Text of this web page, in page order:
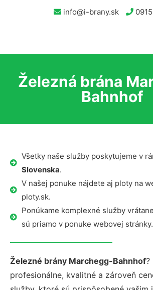
info@i-brany.sk
Železná brána
Bahnhof
Všetky naše služby poskytujeme v
Slovenska.
V našej ponuke nájdete aj ploty na
ploty.sk.
Ponúkame komplexné služby
sú priamo v ponuke webovej stránky.
Železné brány Marchegg-Bahnhof?
profesionálne, kvalitné a zároveň